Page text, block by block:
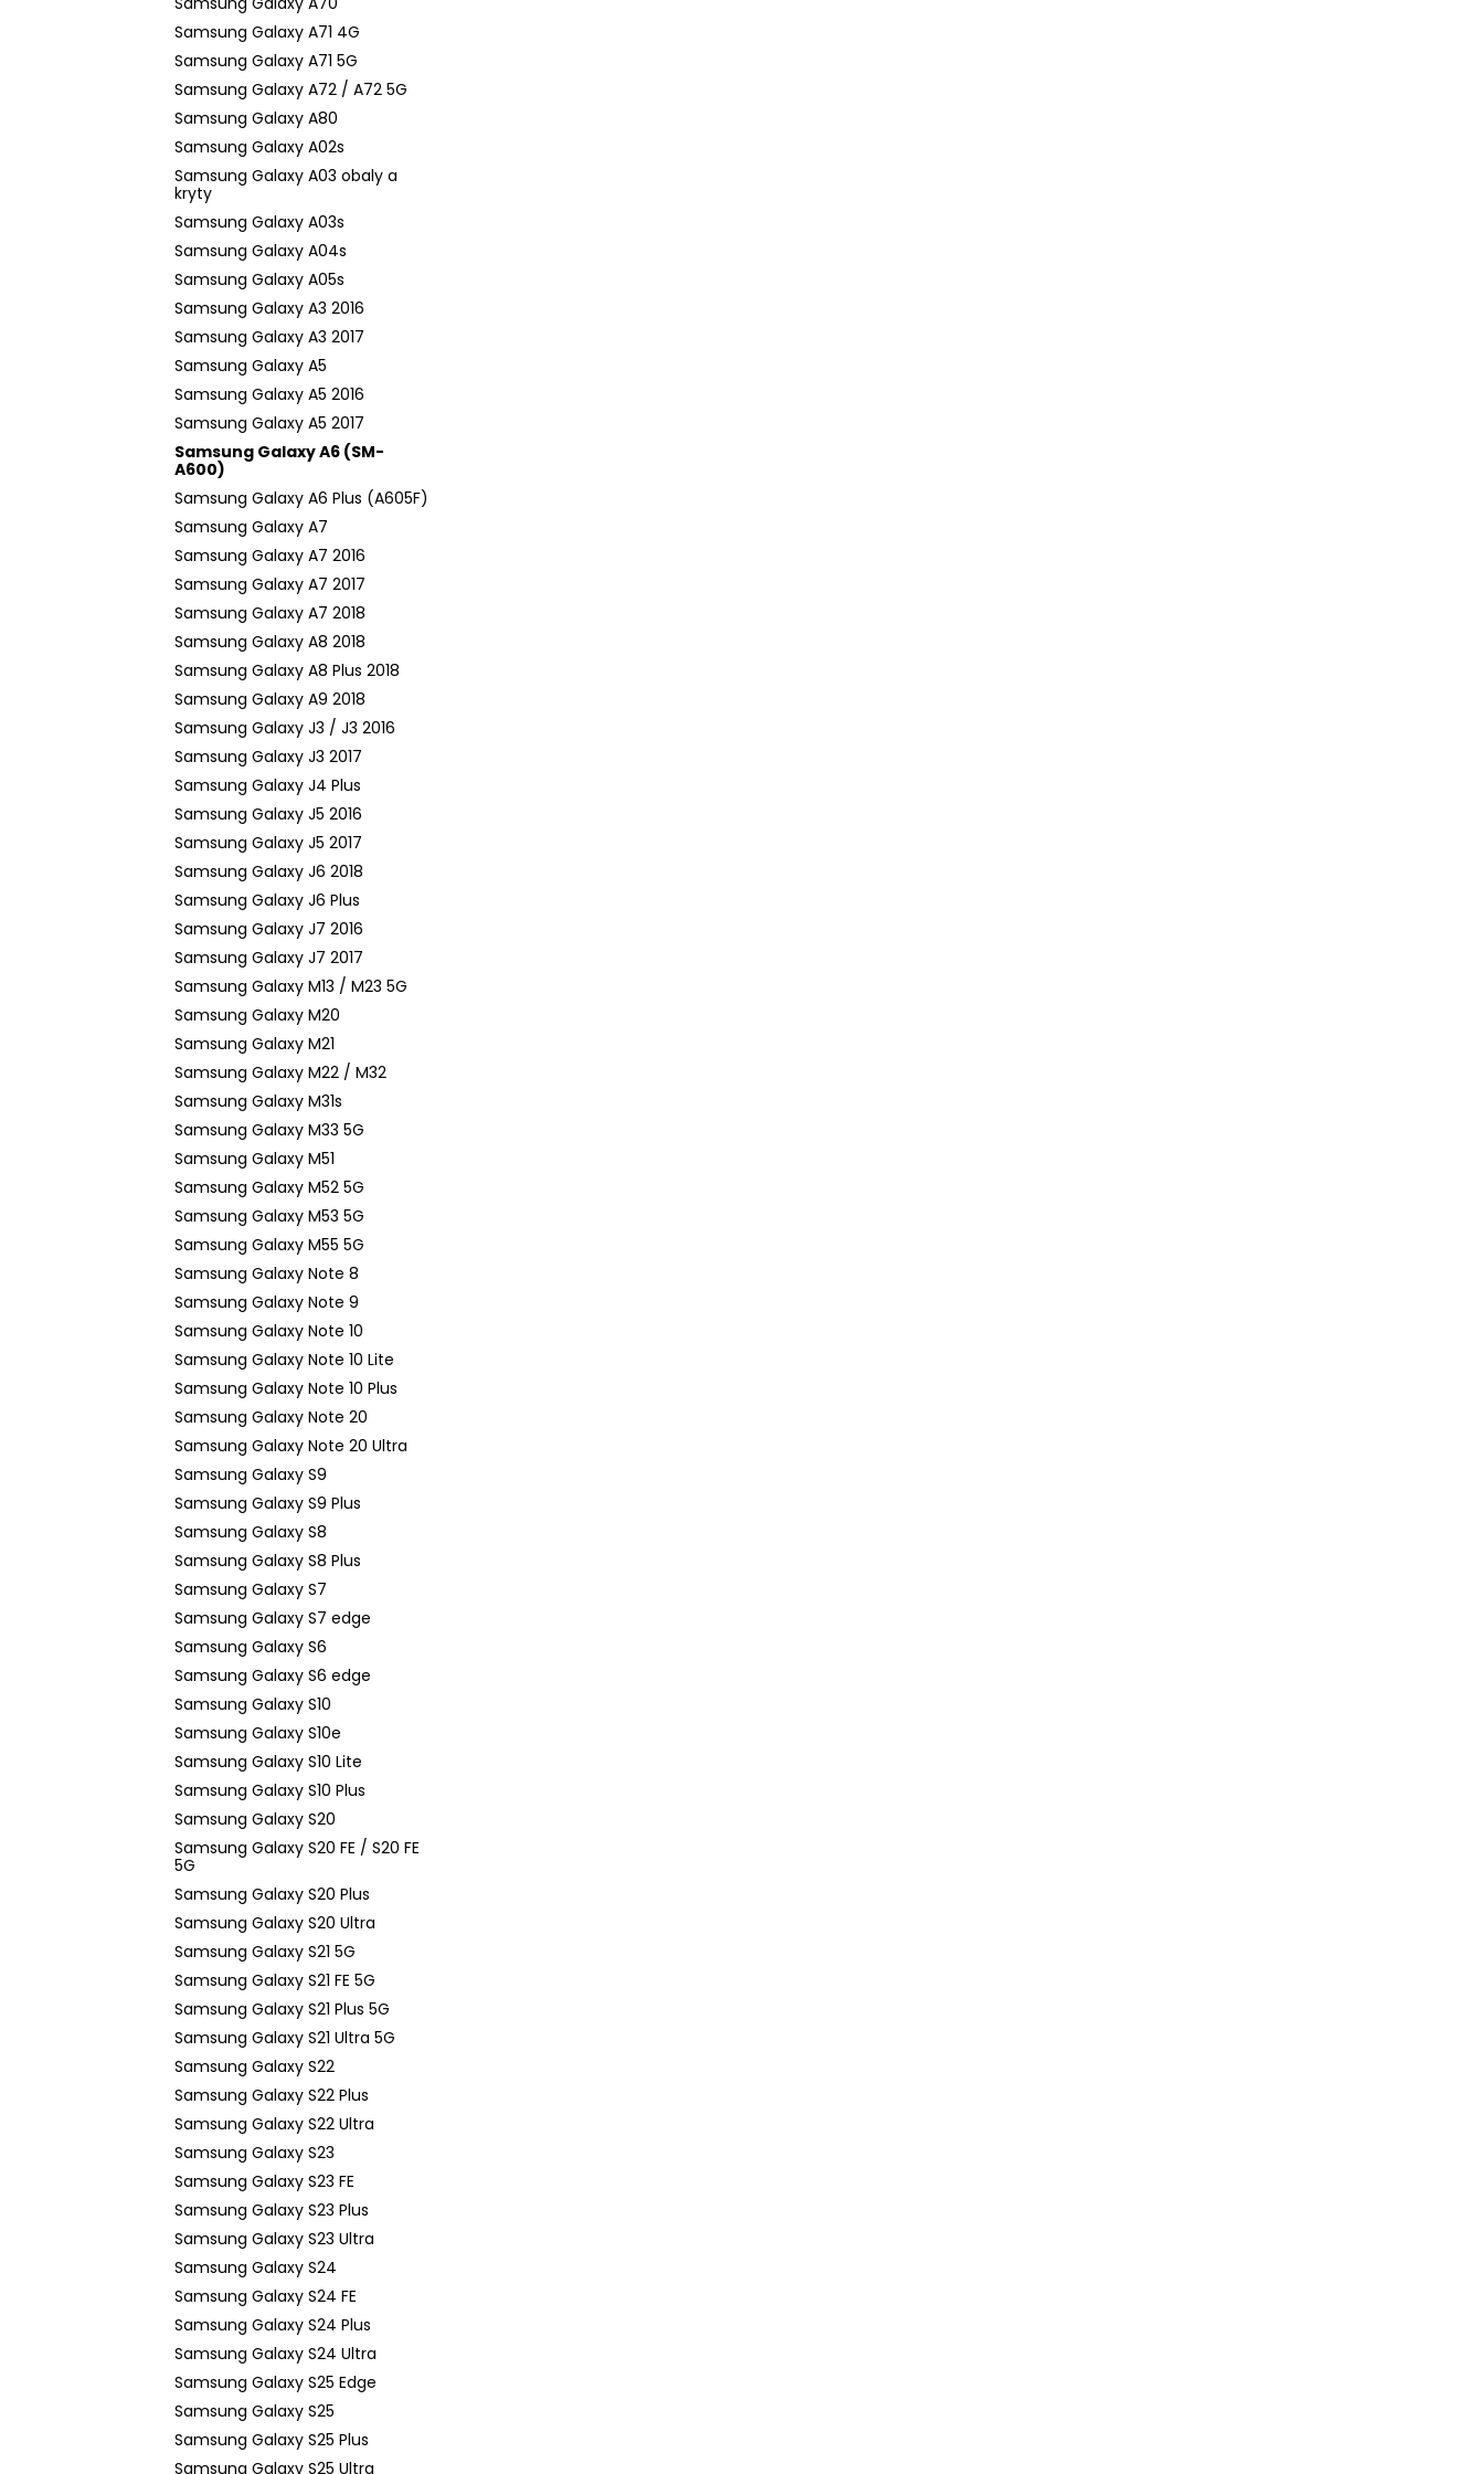
Samsung Galaxy A71 4G
Samsung Galaxy A71 5G
Samsung Galaxy A72 / A72 5G
Samsung Galaxy A80
Samsung Galaxy A02s
Samsung Galaxy A03 obaly a
kryty
Samsung Galaxy A03s
Samsung Galaxy A04s
Samsung Galaxy A05s
Samsung Galaxy A3 2016
Samsung Galaxy A3 2017
Samsung Galaxy A5
Samsung Galaxy A5 2016
Samsung Galaxy A5 2017
Samsung Galaxy A6 (SM-
A600)
Samsung Galaxy A6 Plus (A605F)
Samsung Galaxy A7
Samsung Galaxy A7 2016
Samsung Galaxy A7 2017
Samsung Galaxy A7 2018
Samsung Galaxy A8 2018
Samsung Galaxy A8 Plus 2018
Samsung Galaxy A9 2018
Samsung Galaxy J3 / J3 2016
Samsung Galaxy J3 2017
Samsung Galaxy J4 Plus
Samsung Galaxy J5 2016
Samsung Galaxy J5 2017
Samsung Galaxy J6 2018
Samsung Galaxy J6 Plus
Samsung Galaxy J7 2016
Samsung Galaxy J7 2017
Samsung Galaxy M13 / M23 5G
Samsung Galaxy M20
Samsung Galaxy M21
Samsung Galaxy M22 / M32
Samsung Galaxy M31s
Samsung Galaxy M33 5G
Samsung Galaxy M51
Samsung Galaxy M52 5G
Samsung Galaxy M53 5G
Samsung Galaxy M55 5G
Samsung Galaxy Note 8
Samsung Galaxy Note 9
Samsung Galaxy Note 10
Samsung Galaxy Note 10 Lite
Samsung Galaxy Note 10 Plus
Samsung Galaxy Note 20
Samsung Galaxy Note 20 Ultra
Samsung Galaxy S9
Samsung Galaxy S9 Plus
Samsung Galaxy S8
Samsung Galaxy S8 Plus
Samsung Galaxy S7
Samsung Galaxy S7 edge
Samsung Galaxy S6
Samsung Galaxy S6 edge
Samsung Galaxy S10
Samsung Galaxy S10e
Samsung Galaxy S10 Lite
Samsung Galaxy S10 Plus
Samsung Galaxy S20
Samsung Galaxy S20 FE / S20 FE
5G
Samsung Galaxy S20 Plus
Samsung Galaxy S20 Ultra
Samsung Galaxy S21 5G
Samsung Galaxy S21 FE 5G
Samsung Galaxy S21 Plus 5G
Samsung Galaxy S21 Ultra 5G
Samsung Galaxy S22
Samsung Galaxy S22 Plus
Samsung Galaxy S22 Ultra
Samsung Galaxy S23
Samsung Galaxy S23 FE
Samsung Galaxy S23 Plus
Samsung Galaxy S23 Ultra
Samsung Galaxy S24
Samsung Galaxy S24 FE
Samsung Galaxy S24 Plus
Samsung Galaxy S24 Ultra
Samsung Galaxy S25 Edge
Samsung Galaxy S25
Samsung Galaxy S25 Plus
Samsung Galaxy S25 Ultra